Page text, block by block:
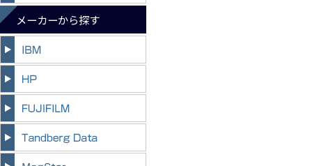
メーカーから探す